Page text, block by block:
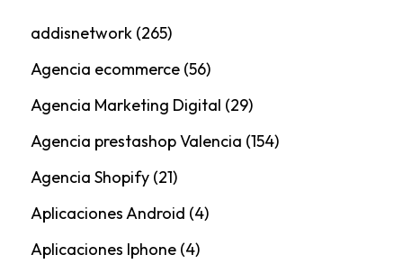
addisnetwork(265)
Agencia ecommerce(56)
Agencia Marketing Digital (29)
Agencia prestashop Valencia (154)
Agencia Shopify(21)
Aplicaciones Android (4)
Aplicaciones Iphone(4)